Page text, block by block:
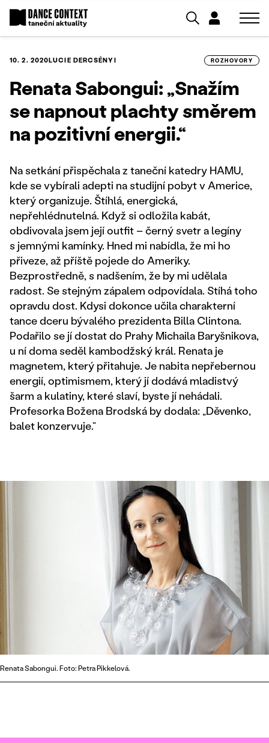
10. 2. 2020LUCIE DERCSÉNYI ROZHOVORY
Renata Sabongui: „Snažím
se napnout plachty směrem
na pozitivní energii.“
Na setkání přispěchala z taneční katedry HAMU,
kde se vybírali adepti na studijní pobyt v Americe,
který organizuje. Štíhlá, energická,
nepřehlédnutelná. Když si odložila kabát,
obdivovala jsem její outfit – černý svetr a legíny
s jemnými kamínky. Hned mi nabídla, že mi ho
přiveze, až příště pojede do Ameriky.
Bezprostředně, s nadšením, že by mi udělala
radost. Se stejným zápalem odpovídala. Stíhá toho
opravdu dost. Kdysi dokonce učila charakterní
tance dceru bývalého prezidenta Billa Clintona.
Podařilo se jí dostat do Prahy Michaila Baryšnikova,
u ní doma seděl kambodžský král. Renata je
magnetem, který přitahuje. Je nabita nepřebernou
energií, optimismem, který jí dodává mladistvý
šarm a kulatiny, které slaví, byste jí nehádali.
Profesorka Božena Brodská by dodala: „Děvenko,
balet konzervuje.“
Renata Sabongui. Foto: Petra Pikkelová.